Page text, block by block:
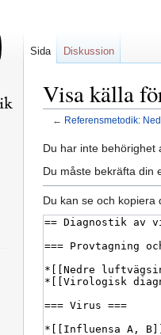
Visa källa
← Referensmetodik:
Hoppa
till
Hoppa
till
Du har inte behörighet
Du måste bekräfta din
Du kan se och kopiera
Sida Diskussion